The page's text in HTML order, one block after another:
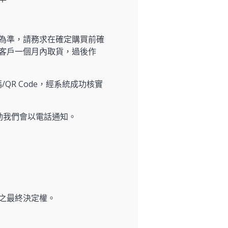
準，請務求在確定購買前確
戶一個月內取貨，過後作
Code，經系統成功核實
們會以電話通知。
最終決定權。